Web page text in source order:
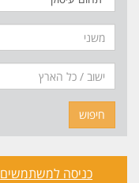
עיסוק
חיפוש
כניסה למשתמשים